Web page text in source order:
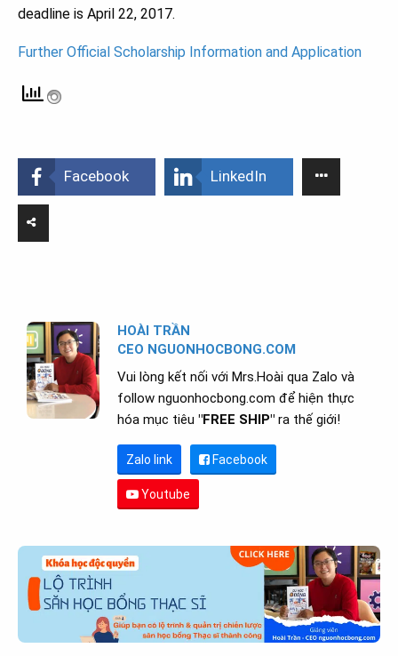
deadline is April 22, 2017.
Further Official Scholarship Information and Application
Facebook LinkedIn
HOÀI TRẦN
CEO NGUONHOCBONG.COM
Vui lòng kết nối với Mrs.Hoài qua Zalo và
follow nguonhocbong.com để hiện thực
hóa mục tiêu "FREE SHIP" ra thế giới!
Zalo link Facebook
Youtube